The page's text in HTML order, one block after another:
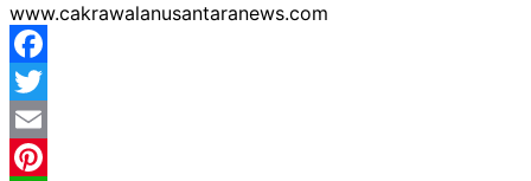
www.cakrawalanusantaranews.com
Facebook
Twitter
Email